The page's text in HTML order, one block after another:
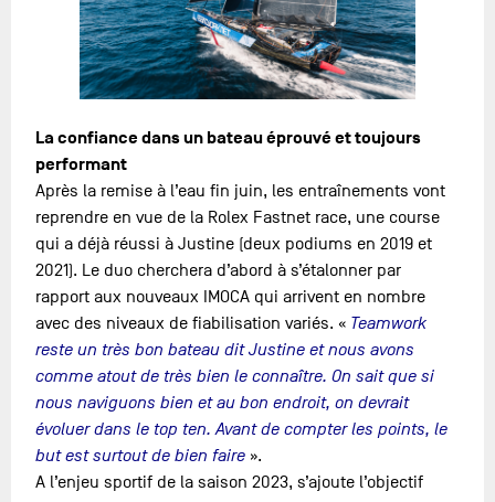
La confiance dans un bateau éprouvé et toujours
performant
Après la remise à l’eau fin juin, les entraînements vont
reprendre en vue de la Rolex Fastnet race, une course
qui a déjà réussi à Justine (deux podiums en 2019 et
2021). Le duo cherchera d’abord à s’étalonner par
rapport aux nouveaux IMOCA qui arrivent en nombre
avec des niveaux de fiabilisation variés. « Teamwork
reste un très bon bateau dit Justine et nous avons
comme atout de très bien le connaître. On sait que si
nous naviguons bien et au bon endroit, on devrait
évoluer dans le top ten. Avant de compter les points, le
but est surtout de bien faire ».
A l’enjeu sportif de la saison 2023, s’ajoute l’objectif